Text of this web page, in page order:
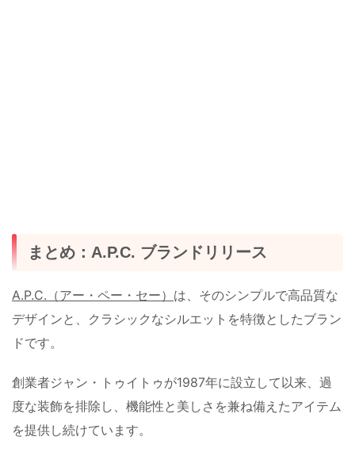
まとめ：A.P.C. ブランドリリース
A.P.C.（アー・ペー・セー） は、そのシンプルで高品質な
デザインと、クラシックなシルエットを特徴としたブラン
ドです。
創業者ジャン・トゥイトゥが1987年に設立して以来、過
度な装飾を排除し、機能性と美しさを兼ね備えたアイテム
を提供し続けています。